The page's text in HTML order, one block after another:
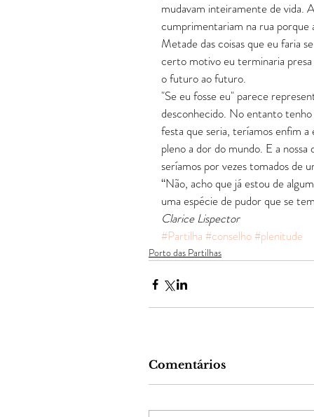
mudavam inteiramente de vida.
cumprimentariam na rua porque
Metade das coisas que eu faria
certo motivo eu terminaria presa
o futuro ao futuro.
"Se eu fosse eu" parece
desconhecido. No entanto tenho
festa que seria, teríamos enfim
pleno a dor do mundo. E a
seríamos por vezes tomados de
“Não, acho que já estou de
uma espécie de pudor que se
Clarice Lispector
#Partilha #conselho #plenitude
Porto das Partilhas
Comentários